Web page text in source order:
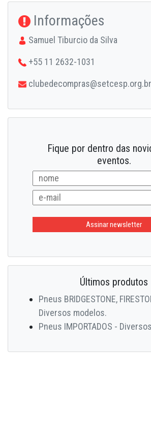
Informações
Samuel Tiburcio da Silva
+55 11 2632-1031
clubedecompras@setcesp.org.br
Fique por dentro das
eventos.
Últimos produtos
Pneus BRIDGESTONE,
Diversos modelos.
Pneus IMPORTADOS -